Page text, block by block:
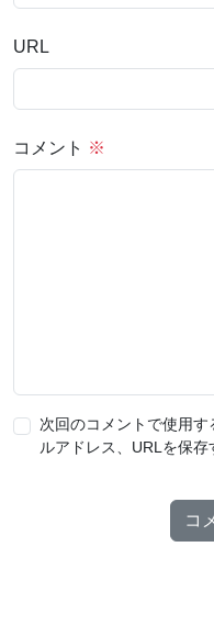
URL
コメント ※
次回のコメントで使用
ルアドレス、URLを保存